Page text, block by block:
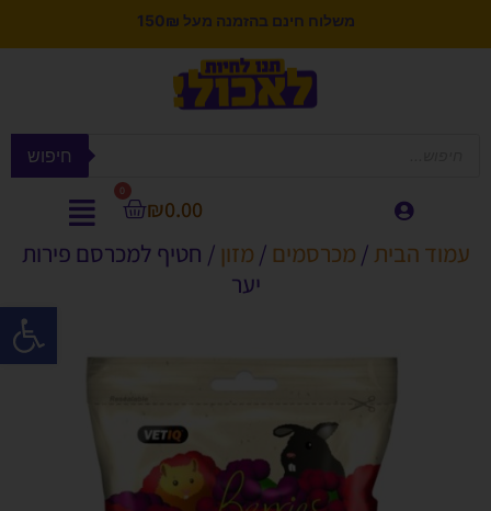
פתח
משלוח חינם בהזמנה מעל 150₪
חיפוש
₪0.00
0
עמוד הבית / מכרסמים / מזון / חטיף למכרסם פירות
יער